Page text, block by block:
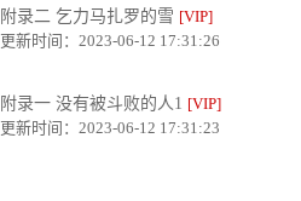
附录二 乞力马扎罗的雪 [VIP]
更新时间：2023-06-12 17:31:26
附录一 没有被斗败的人1 [VIP]
更新时间：2023-06-12 17:31:23